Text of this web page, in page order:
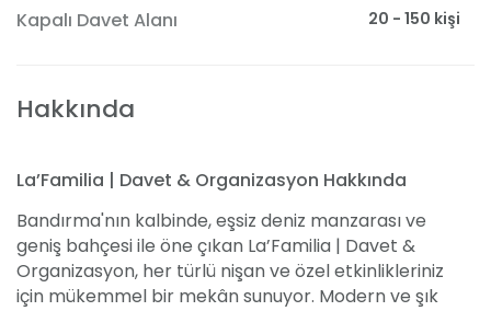
Kapalı Davet Alanı 20 - 150 kişi
Hakkında
La’Familia | Davet & Organizasyon Hakkında
Bandırma'nın kalbinde, eşsiz deniz manzarası ve
geniş bahçesi ile öne çıkan La’Familia | Davet &
Organizasyon, her türlü nişan ve özel etkinlikleriniz
için mükemmel bir mekân sunuyor. Modern ve şık